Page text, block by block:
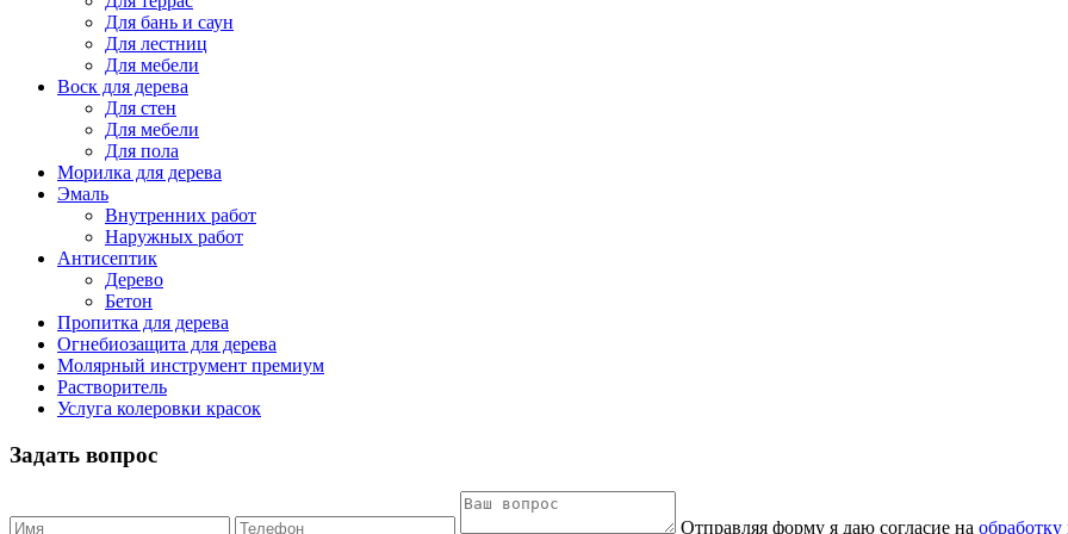
Для бань и саун
Для лестниц
Для мебели
Воск для дерева
Для стен
Для мебели
Для пола
Морилка для дерева
Эмаль
Внутренних работ
Наружных работ
Антисептик
Дерево
Бетон
Пропитка для дерева
Огнебиозащита для дерева
Молярный инструмент премиум
Растворитель
Услуга колеровки красок
Задать вопрос
Отправляя форму я даю согласие на